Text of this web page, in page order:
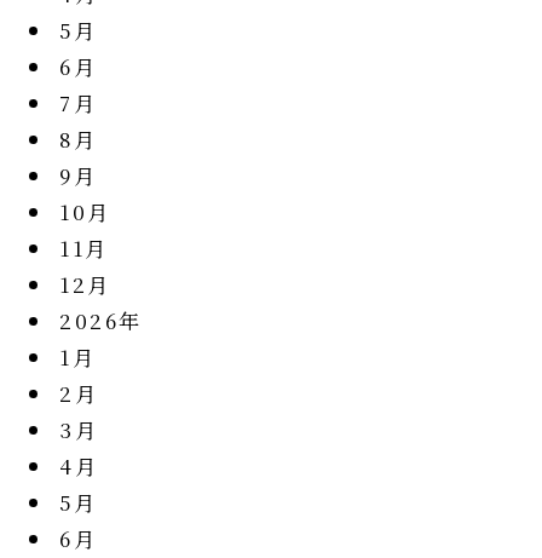
5月
6月
7月
8月
9月
10月
11月
12月
2026年
1月
2月
3月
4月
5月
6月